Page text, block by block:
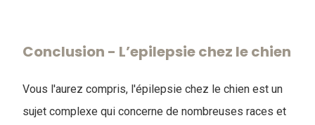
Conclusion - L’epilepsie chez le chien
Vous l'aurez compris, l'épilepsie chez le chien est un
sujet complexe qui concerne de nombreuses races et